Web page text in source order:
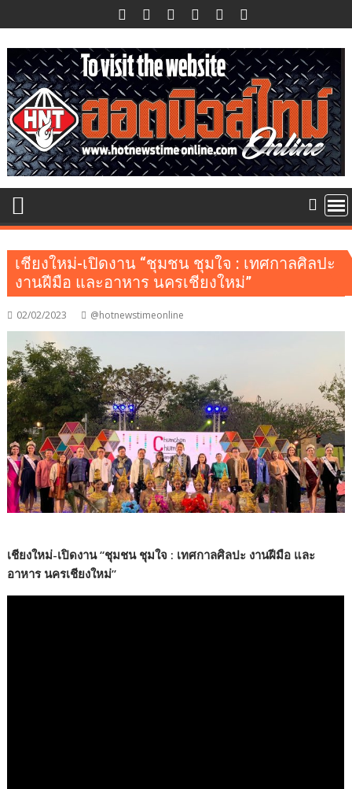
to
content
เชียงใหม่-เปิดงาน “ชุมชน ชุมใจ : เทศกาลศิลปะ
งานฝีมือ และอาหาร นครเชียงใหม่”
02/02/2023 @hotnewstimeonline
เชียงใหม่-เปิดงาน “ชุมชน ชุมใจ : เทศกาลศิลปะ งานฝีมือ และ
อาหาร นครเชียงใหม่”